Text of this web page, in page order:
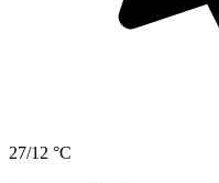
27/12 °C